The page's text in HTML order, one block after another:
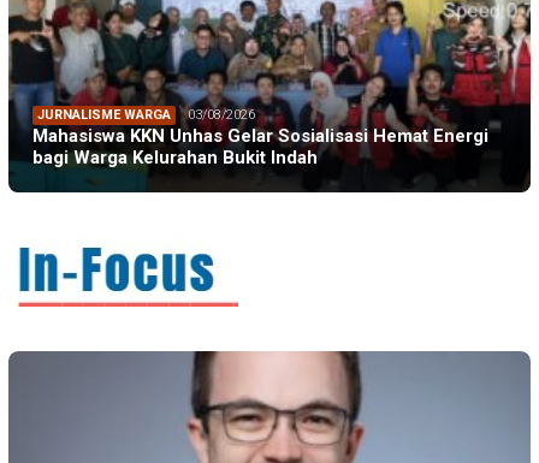
JURNALISME WARGA 03/08/2026
Mahasiswa KKN Unhas Gelar Sosialisasi Hemat Energi
bagi Warga Kelurahan Bukit Indah